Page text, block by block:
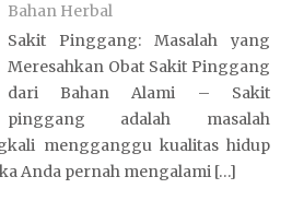
Bahan Herbal
Sakit Pinggang: Masalah yang
Meresahkan Obat Sakit Pinggang
dari Bahan Alami – Sakit
pinggang adalah masalah
mengganggu kualitas hidup
Anda pernah mengalami […]